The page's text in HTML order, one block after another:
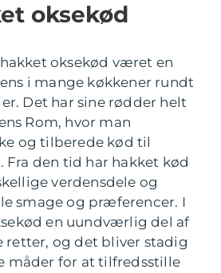
oksekød
oksekød været en
i mange køkkener rundt
Det har sine rødder helt
Rom, hvor man
og tilberede kød til
den tid har hakket kød
verdensdele og
smage og præferencer. I
en uundværlig del af
retter, og det bliver stadig
måder for at tilfredsstille